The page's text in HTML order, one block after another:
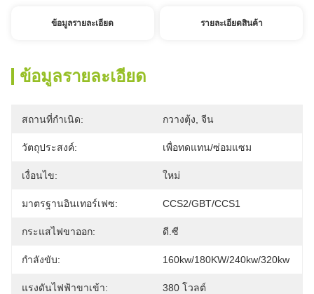
ข้อมูลรายละเอียด รายละเอียดสินค้า
ข้อมูลรายละเอียด
สถานที่กำเนิด: กวางตุ้ง, จีน
วัตถุประสงค์: เพื่อทดแทน/ซ่อมแซม
เงื่อนไข: ใหม่
มาตรฐานอินเทอร์เฟซ: CCS2/GBT/CCS1
กระแสไฟขาออก: ดี.ซี
กำลังขับ: 160kw/180KW/240kw/320kw
แรงดันไฟฟ้าขาเข้า: 380 โวลต์